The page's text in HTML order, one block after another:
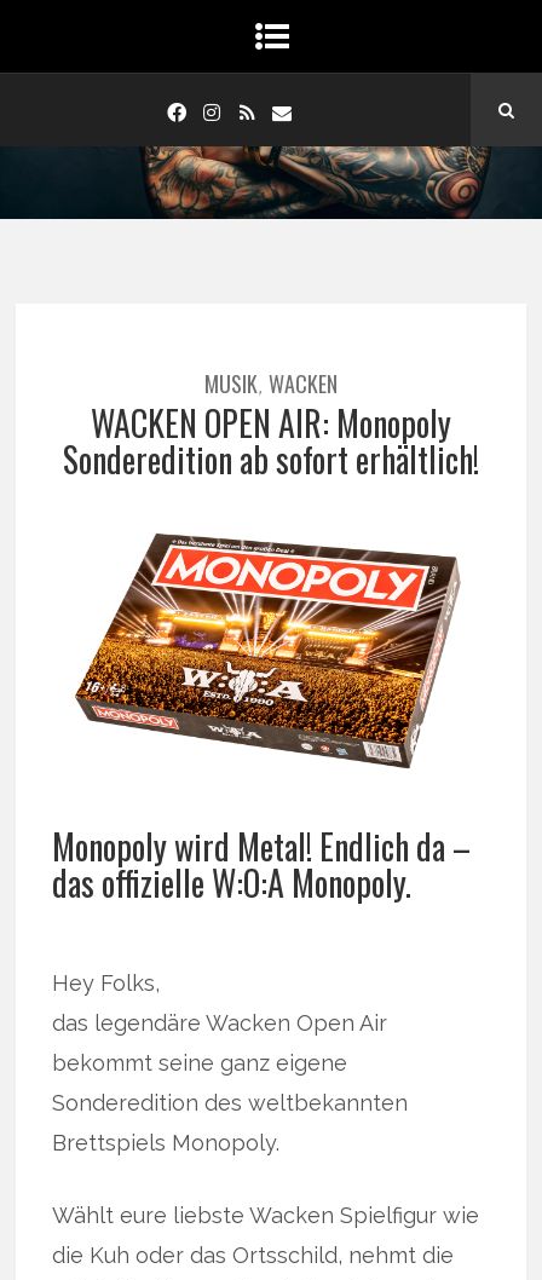
MUSIK, WACKEN
WACKEN OPEN AIR: Monopoly
Sonderedition ab sofort erhältlich!
Monopoly wird Metal! Endlich da –
das offizielle W:O:A Monopoly.
Hey Folks,
das legendäre Wacken Open Air
bekommt seine ganz eigene
Sonderedition des weltbekannten
Brettspiels Monopoly.
Wählt eure liebste Wacken Spielfigur wie
die Kuh oder das Ortsschild, nehmt die